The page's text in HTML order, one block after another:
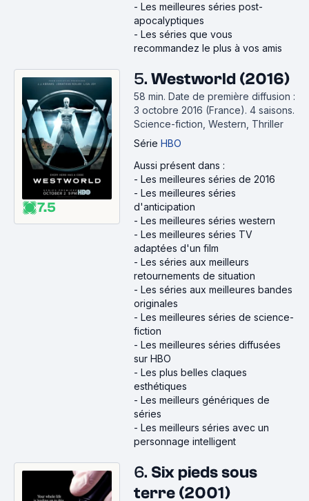
- Les meilleures séries post-
apocalyptiques
- Les séries que vous
recommandez le plus à vos amis
7.5
5. Westworld (2016)
58 min. Date de première diffusion :
3 octobre 2016 (France). 4 saisons.
Science-fiction, Western, Thriller
Série HBO
Aussi présent dans :
- Les meilleures séries de 2016
- Les meilleures séries
d'anticipation
- Les meilleures séries western
- Les meilleures séries TV
adaptées d'un film
- Les séries aux meilleurs
retournements de situation
- Les séries aux meilleures bandes
originales
- Les meilleures séries de science-
fiction
- Les meilleures séries diffusées
sur HBO
- Les plus belles claques
esthétiques
- Les meilleurs génériques de
séries
- Les meilleurs séries avec un
personnage intelligent
6. Six pieds sous
terre (2001)